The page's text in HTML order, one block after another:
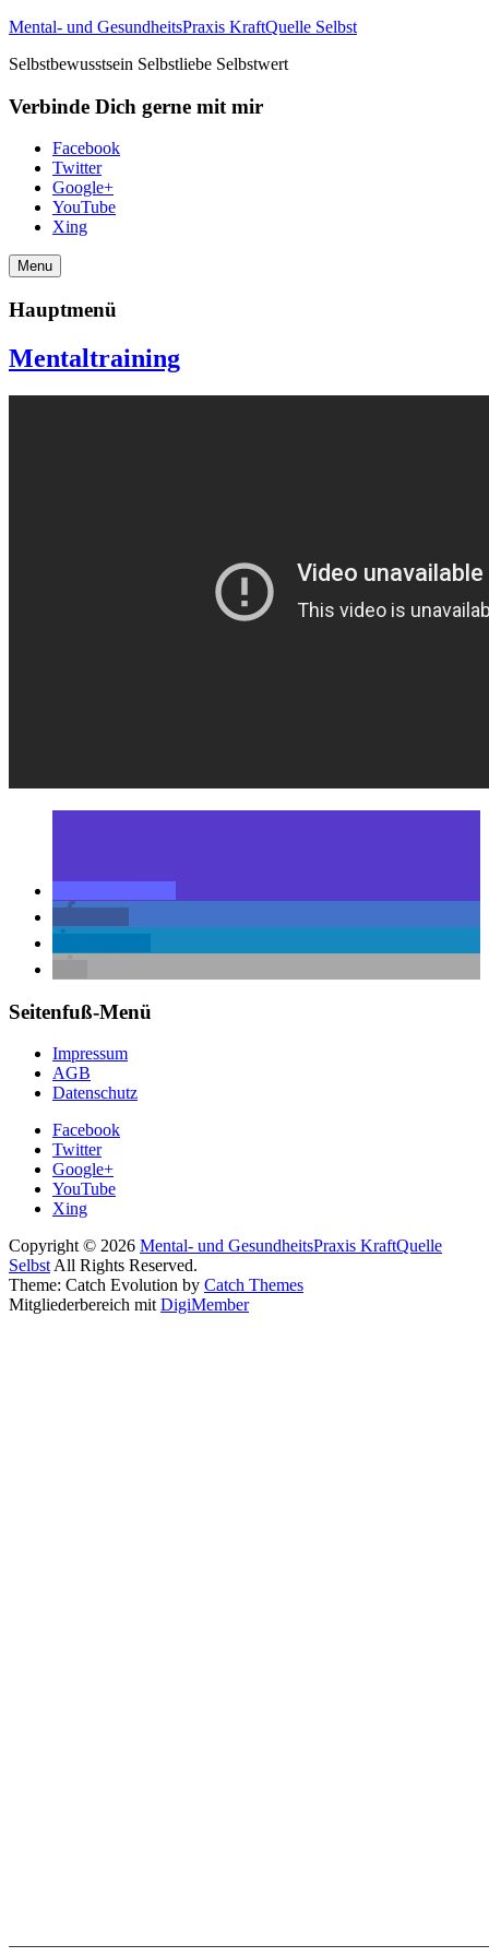
Mental- und GesundheitsPraxis KraftQuelle Selbst
Selbstbewusstsein Selbstliebe Selbstwert
Verbinde Dich gerne mit mir
Facebook
Twitter
Google+
YouTube
Xing
Menu
Hauptmenü
Mentaltraining
Seitenfuß-Menü
Impressum
AGB
Datenschutz
Facebook
Twitter
Google+
YouTube
Xing
Copyright © 2026 Mental- und GesundheitsPraxis KraftQuelle
SelbstAll Rights Reserved.
Theme: Catch Evolution by Catch Themes
Mitgliederbereich mitDigiMember